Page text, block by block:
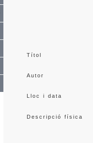
Títol
Autor
Lloc i data
Descripció física